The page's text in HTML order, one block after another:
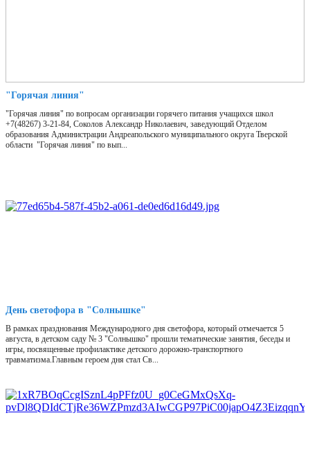
"Горячая линия"
"Горячая линия" по вопросам организации горячего питания учащихся школ
+7(48267) 3-21-84, Соколов Александр Николаевич, заведующий Отделом
образования Администрации Андреапольского муниципального округа Тверской
области "Горячая линия" по вып...
День светофора в "Солнышке"
В рамках празднования Международного дня светофора, который отмечается 5
августа, в детском саду № 3 "Солнышко" прошли тематические занятия, беседы и
игры, посвященные профилактике детского дорожно-транспортного
травматизма.Главным героем дня стал Св...